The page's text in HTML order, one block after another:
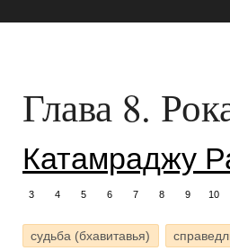
Глава 8.
Катамраджу
3 4 5 6 7 8 9 10
судьба (бхавитавья)